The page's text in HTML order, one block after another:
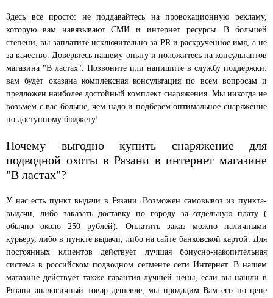
Здесь все просто: не поддавайтесь на провокационную рекламу,
которую вам навязывают СМИ и интернет ресурсы. В большей
степени, вы заплатите исключительно за PR и раскрученное имя, а не
за качество. Доверьтесь нашему опыту и положитесь на консультантов
магазина "В ластах". Позвоните или напишите в службу поддержки:
вам будет оказана комплексная консультация по всем вопросам и
предложен наиболее достойный комплект снаряжения. Мы никогда не
возьмем с вас больше, чем надо и подберем оптимальное снаряжение
по доступному бюджету!
Почему выгодно купить снаряжение для
подводной охоты в Рязани в интернет магазине
"В ластах"?
У нас есть пункт выдачи в Рязани. Возможен самовывоз из пункта-
выдачи, либо заказать доставку по городу за отдельную плату (
обычно около 250 рублей). Оплатить заказ можно наличными
курьеру, либо в пункте выдачи, либо на сайте банковской картой. Для
постоянных клиентов действует лучшая бонусно-накопительная
система в российском подводном сегменте сети Интернет. В нашем
магазине действует также гарантия лучшей цены, если вы нашли в
Рязани аналогичный товар дешевле, мы продадим Вам его по цене